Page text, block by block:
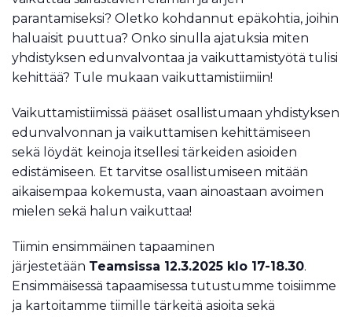
parantamiseksi? Oletko kohdannut epäkohtia, joihin
haluaisit puuttua? Onko sinulla ajatuksia miten
yhdistyksen edunvalvontaa ja vaikuttamistyötä tulisi
kehittää? Tule mukaan vaikuttamistiimiin!
Vaikuttamistiimissä pääset osallistumaan yhdistyksen
edunvalvonnan ja vaikuttamisen kehittämiseen
sekä löydät keinoja itsellesi tärkeiden asioiden
edistämiseen. Et tarvitse osallistumiseen mitään
aikaisempaa kokemusta, vaan ainoastaan avoimen
mielen sekä halun vaikuttaa!
Tiimin ensimmäinen tapaaminen
järjestetään Teamsissa 12.3.2025 klo 17-18.30.
Ensimmäisessä tapaamisessa tutustumme toisiimme
ja kartoitamme tiimille tärkeitä asioita sekä